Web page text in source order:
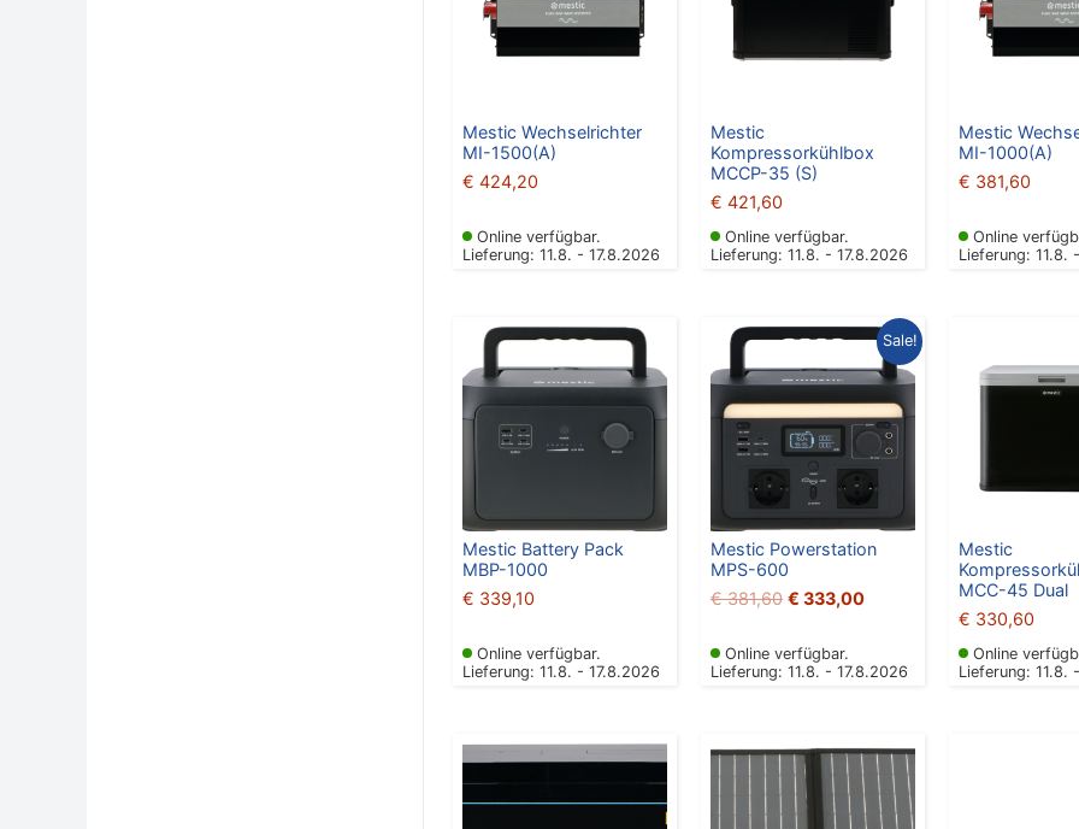
Mestic Wechselrichter
MI-1500(A)
€ 424,20
Online verfügbar.
Lieferung: 11.8. - 17.8.2026
Mestic
Kompressorkühlbox
MCCP-35 (S)
€ 421,60
Online verfügbar.
Lieferung: 11.8. - 17.8.2026
Mestic
MI-1000(A)
€ 381,60
Online
Lieferung: 11.8.
Mestic Battery Pack
MBP-1000
€ 339,10
Online verfügbar.
Lieferung: 11.8. - 17.8.2026
Sale!
Mestic Powerstation
MPS-600
€381,60
Ursprünglicher
war:
€ 381,60
€ 333,00
Aktueller
Preis
ist:
€ 333,00.
Online verfügbar.
Lieferung: 11.8. - 17.8.2026
Mestic
MCC-45 Dual
€ 330,60
Online
Lieferung: 11.8.